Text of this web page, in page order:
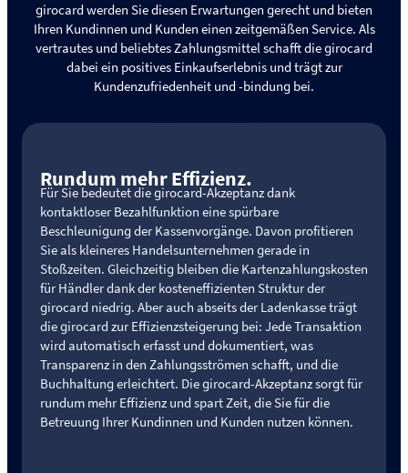
girocard werden Sie diesen Erwartungen gerecht und bieten
Ihren Kundinnen und Kunden einen zeitgemäßen Service. Als
vertrautes und beliebtes Zahlungsmittel schafft die girocard
dabei ein positives Einkaufserlebnis und trägt zur
Kundenzufriedenheit und -bindung bei.
Rundum mehr Effizienz.
Für Sie bedeutet die girocard-Akzeptanz dank
kontaktloser Bezahlfunktion eine spürbare
Beschleunigung der Kassenvorgänge. Davon profitieren
Sie als kleineres Handelsunternehmen gerade in
Stoßzeiten. Gleichzeitig bleiben die Kartenzahlungskosten
für Händler dank der kosteneffizienten Struktur der
girocard niedrig. Aber auch abseits der Ladenkasse trägt
die girocard zur Effizienzsteigerung bei: Jede Transaktion
wird automatisch erfasst und dokumentiert, was
Transparenz in den Zahlungsströmen schafft, und die
Buchhaltung erleichtert. Die girocard-Akzeptanz sorgt für
rundum mehr Effizienz und spart Zeit, die Sie für die
Betreuung Ihrer Kundinnen und Kunden nutzen können.